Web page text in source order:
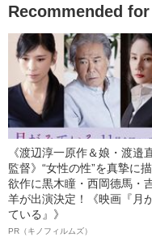
Recommended
《渡辺淳一原作＆娘・渡邉
監督》“女性の性”を真摯に
欲作に黒木瞳・西岡德馬・
羊が出演決定！《映画『月
ている』》
PR（キノフィルムズ）